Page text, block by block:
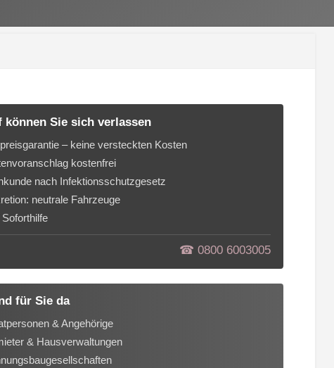
können Sie sich verlassen
– keine versteckten Kosten
kostenfrei
nach Infektionsschutzgesetz
neutrale Fahrzeuge
Soforthilfe
☎︎ 0800 6003005
für Sie da
& Angehörige
& Hausverwaltungen